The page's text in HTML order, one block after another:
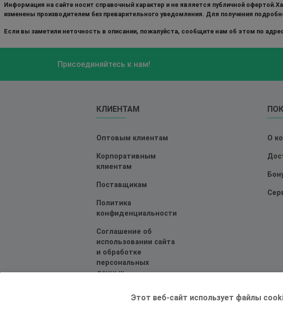
Информация на сайте носит справочный характер и не является публичной
изменены производителем без преварительного уведомления. Для получения
Если вы заметили неточность в описании, пожалуйста, сообщите нам об этом по
Присоединяйтесь к нам!
КЛИЕНТАМ
Оптовым клиентам
Корпоративным
клиентам
Поставщикам
Политика
конфиденциальности
Соглашение об
использовании сайта
и обработке
персональных
данных
О
Этот веб-сайт использует файлы